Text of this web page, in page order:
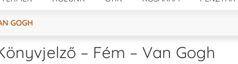
GOGH
– Fém – Van Gogh